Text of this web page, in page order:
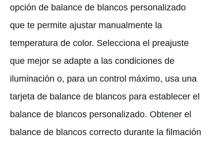
opción de balance de blancos personalizado
que te permite ajustar manualmente la
temperatura de color. Selecciona el preajuste
que mejor se adapte a las condiciones de
iluminación o, para un control máximo, usa una
tarjeta de balance de blancos para establecer el
balance de blancos personalizado. Obtener el
balance de blancos correcto durante la filmación